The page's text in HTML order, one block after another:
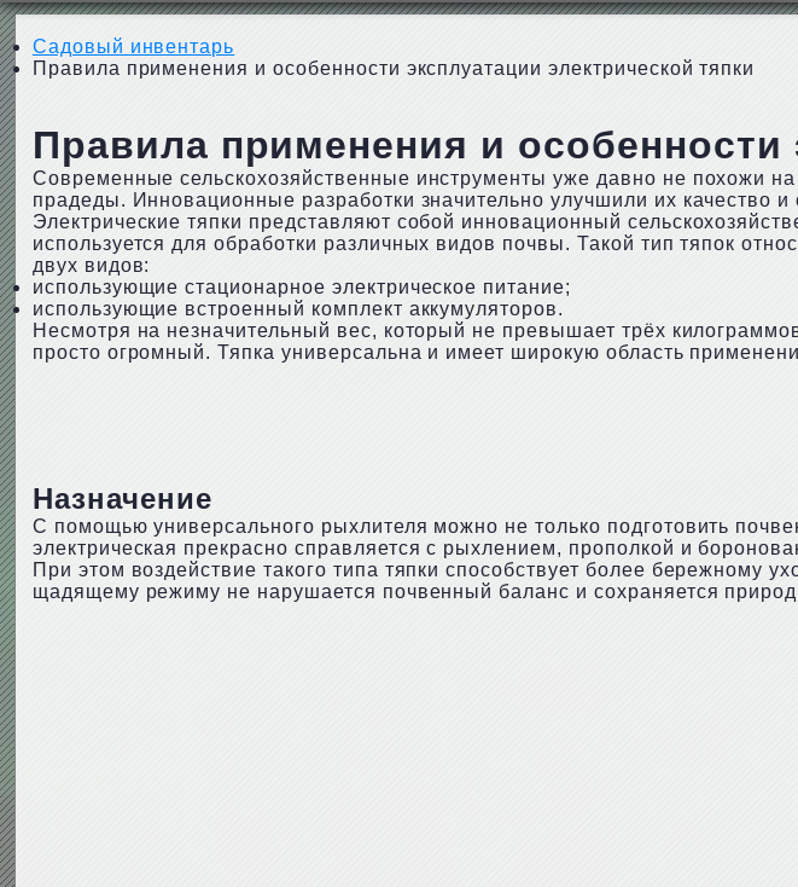
Садовый инвентарь
Правила применения и особенности эксплуатации электрической тяпки
Правила применения и особенности
Современные сельскохозяйственные инструменты уже давно не похожи
прадеды. Инновационные разработки значительно улучшили их качество и
Электрические тяпки представляют собой инновационный
используется для обработки различных видов почвы. Такой тип тяпок
двух видов:
использующие стационарное электрическое питание;
использующие встроенный комплект аккумуляторов.
Несмотря на незначительный вес, который не превышает трёх
просто огромный. Тяпка универсальна и имеет широкую область
Назначение
С помощью универсального рыхлителя можно не только подготовить
электрическая прекрасно справляется с рыхлением, прополкой и
При этом воздействие такого типа тяпки способствует более бережному
щадящему режиму не нарушается почвенный баланс и сохраняется